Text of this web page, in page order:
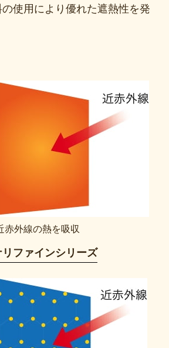
使用により優れた遮熱性を発
赤外線の熱を吸収
ファインシリーズ